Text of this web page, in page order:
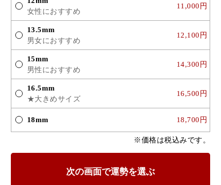
女性におすすめ
11,000円
13.5mm
男女におすすめ
12,100円
15mm
男性におすすめ
14,300円
16.5mm
★大きめサイズ
16,500円
18mm 18,700円
※価格は税込みです。